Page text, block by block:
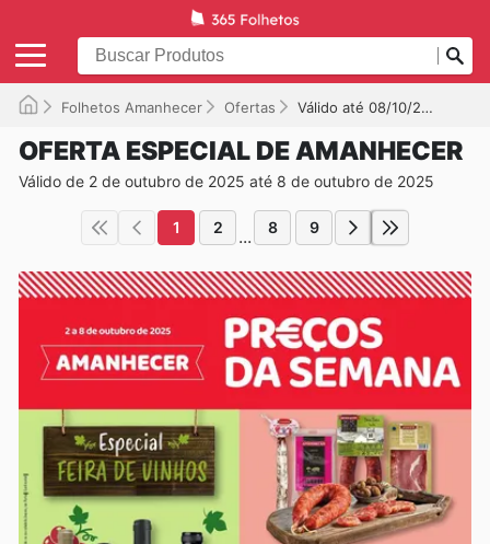
Folhetos Amanhecer Ofertas Válido até 08/10/2025
OFERTA ESPECIAL DE AMANHECER
Válido de 2 de outubro de 2025 até 8 de outubro de 2025
1 2 ... 8 9